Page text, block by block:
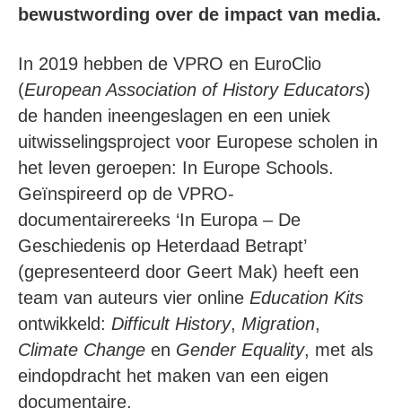
bewustwording over de impact van media.
In 2019 hebben de VPRO en EuroClio
(European Association of History Educators)
de handen ineengeslagen en een uniek
uitwisselingsproject voor Europese scholen in
het leven geroepen: In Europe Schools.
Geïnspireerd op de VPRO-
documentairereeks ‘In Europa – De
Geschiedenis op Heterdaad Betrapt’
(gepresenteerd door Geert Mak) heeft een
team van auteurs vier online Education Kits
ontwikkeld: Difficult History, Migration,
Climate Change en Gender Equality, met als
eindopdracht het maken van een eigen
documentaire.